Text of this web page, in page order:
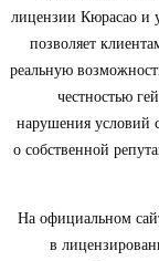
лицензии Кюрасао и
позволяет
реальную
честностью
нарушения условий
о собственной
На официальном
в